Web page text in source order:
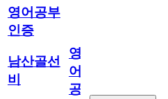
영어공부
인증
남산골선
비
영
어
공